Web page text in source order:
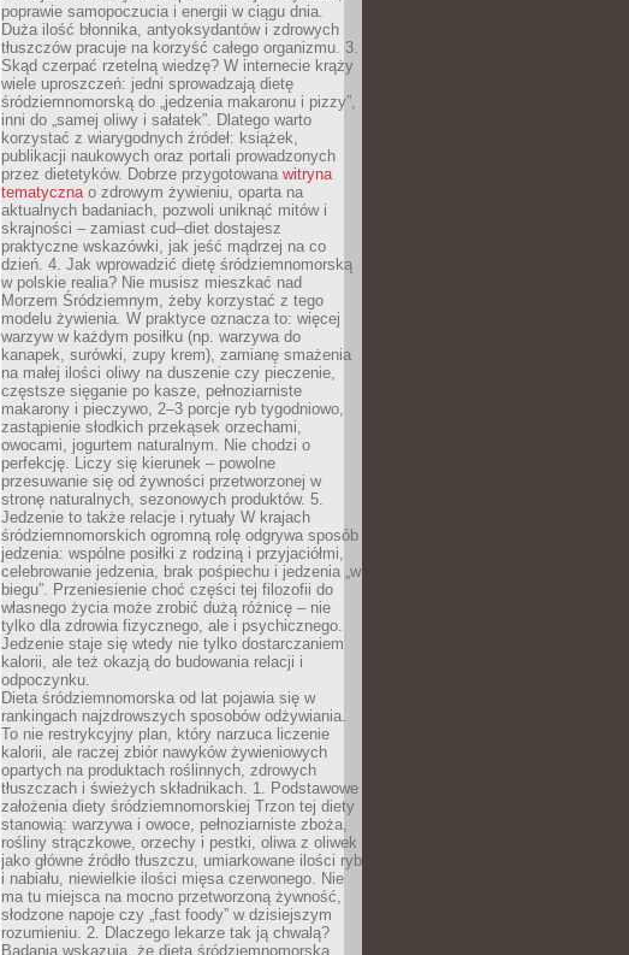
poprawie samopoczucia i energii w ciągu dnia.
Duża ilość błonnika, antyoksydantów i zdrowych
tłuszczów pracuje na korzyść całego organizmu. 3.
Skąd czerpać rzetelną wiedzę? W internecie krąży
wiele uproszczeń: jedni sprowadzają dietę
śródziemnomorską do „jedzenia makaronu i pizzy”,
inni do „samej oliwy i sałatek”. Dlatego warto
korzystać z wiarygodnych źródeł: książek,
publikacji naukowych oraz portali prowadzonych
przez dietetyków. Dobrze przygotowana witryna
tematycznao zdrowym żywieniu, oparta na
aktualnych badaniach, pozwoli uniknąć mitów i
skrajności – zamiast cud–diet dostajesz
praktyczne wskazówki, jak jeść mądrzej na co
dzień. 4. Jak wprowadzić dietę śródziemnomorską
w polskie realia? Nie musisz mieszkać nad
Morzem Śródziemnym, żeby korzystać z tego
modelu żywienia. W praktyce oznacza to: więcej
warzyw w każdym posiłku (np. warzywa do
kanapek, surówki, zupy krem), zamianę smażenia
na małej ilości oliwy na duszenie czy pieczenie,
częstsze sięganie po kasze, pełnoziarniste
makarony i pieczywo, 2–3 porcje ryb tygodniowo,
zastąpienie słodkich przekąsek orzechami,
owocami, jogurtem naturalnym. Nie chodzi o
perfekcję. Liczy się kierunek – powolne
przesuwanie się od żywności przetworzonej w
stronę naturalnych, sezonowych produktów. 5.
Jedzenie to także relacje i rytuały W krajach
śródziemnomorskich ogromną rolę odgrywa sposób
jedzenia: wspólne posiłki z rodziną i przyjaciółmi,
celebrowanie jedzenia, brak pośpiechu i jedzenia „w
biegu”. Przeniesienie choć części tej filozofii do
własnego życia może zrobić dużą różnicę – nie
tylko dla zdrowia fizycznego, ale i psychicznego.
Jedzenie staje się wtedy nie tylko dostarczaniem
kalorii, ale też okazją do budowania relacji i
odpoczynku.
Dieta śródziemnomorska od lat pojawia się w
rankingach najzdrowszych sposobów odżywiania.
To nie restrykcyjny plan, który narzuca liczenie
kalorii, ale raczej zbiór nawyków żywieniowych
opartych na produktach roślinnych, zdrowych
tłuszczach i świeżych składnikach. 1. Podstawowe
założenia diety śródziemnomorskiej Trzon tej diety
stanowią: warzywa i owoce, pełnoziarniste zboża,
rośliny strączkowe, orzechy i pestki, oliwa z oliwek
jako główne źródło tłuszczu, umiarkowane ilości ryb
i nabiału, niewielkie ilości mięsa czerwonego. Nie
ma tu miejsca na mocno przetworzoną żywność,
słodzone napoje czy „fast foody” w dzisiejszym
rozumieniu. 2. Dlaczego lekarze tak ją chwalą?
Badania wskazują, że dieta śródziemnomorska